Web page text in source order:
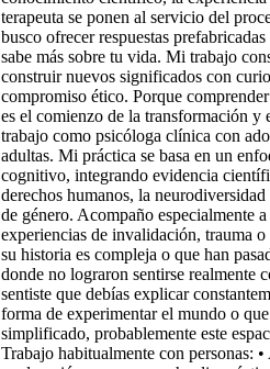
terapeuta se ponen al servicio del
busco ofrecer respuestas
sabe más sobre tu vida. Mi trabajo
construir nuevos significados con
compromiso ético. Porque
es el comienzo de la transformación y
trabajo como psicóloga clínica con
adultas. Mi práctica se basa en un
cognitivo, integrando evidencia
derechos humanos, la
de género. Acompaño especialmente
experiencias de invalidación, trauma
su historia es compleja o que han
donde no lograron sentirse realmente
sentiste que debías explicar
forma de experimentar el mundo o
simplificado, probablemente este
Trabajo habitualmente con personas: